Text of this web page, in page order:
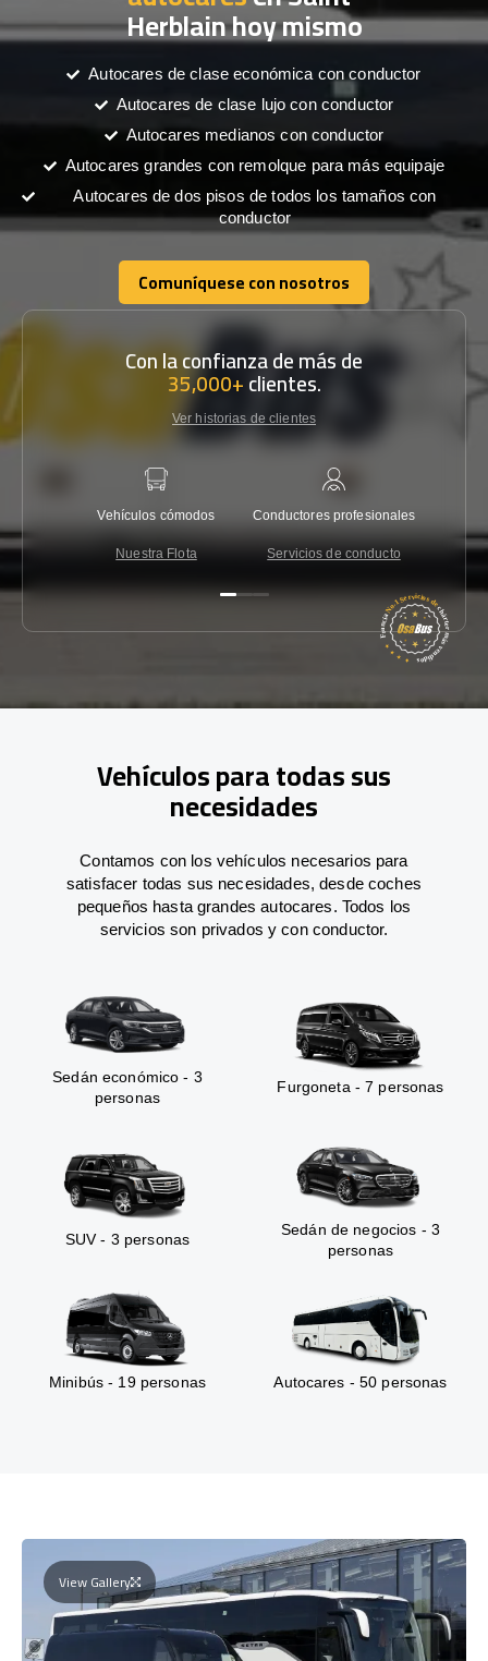
Herblain hoy mismo
Autocares de clase económica con conductor
Autocares de clase lujo con conductor
Autocares medianos con conductor
Autocares grandes con remolque para más equipaje
Autocares de dos pisos de todos los tamaños con
conductor
Comuníquese con nosotros
Comuníquese con nosotros
Con la confianza de más de
35,000+clientes.
Ver historias de clientes
Vehículos cómodos
Nuestra Flota
Conductores profesionales
Servicios de conducto
Vehículos para todas sus
necesidades
Contamos con los vehículos necesarios para
satisfacer todas sus necesidades, desde coches
pequeños hasta grandes autocares. Todos los
servicios son privados y con conductor.
Sedán económico - 3
personas
Furgoneta - 7 personas
SUV - 3 personas
Sedán de negocios - 3
personas
Minibús - 19 personas Autocares - 50 personas
View Gallery